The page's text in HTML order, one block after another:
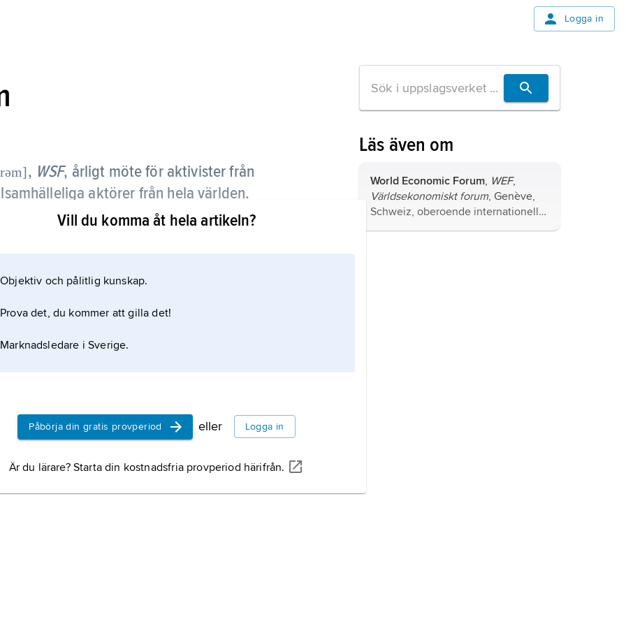
Logga in
, WSF, årligt möte för aktivister från
aktörer från hela världen.
fackliga och politiska organisationer samt
till World Economic Forum för de
en viktig mötesplats för den globala
med demonstrationerna mot
Vill du komma åt hela artikeln?
Objektiv och pålitlig kunskap.
Prova det, du kommer att gilla det!
Marknadsledare i Sverige.
Påbörja din gratis provperiod eller Logga in
Är du lärare? Starta din kostnadsfria provperiod härifrån.
Läs även om
World Economic Forum, WEF,
Världsekonomiskt forum, Genève,
Schweiz, oberoende internationellt
kontaktforum för ledande personer